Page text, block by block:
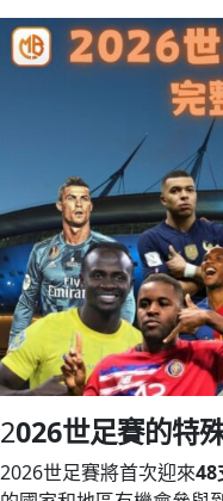
2026世足賽的特
2026世足賽將首次迎來48